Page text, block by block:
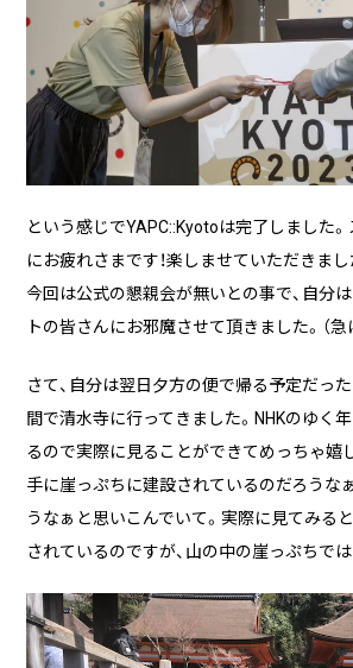
という感じでYAPC::Kyotoは完了しました
にお疲れさまです！楽しませていただきまし
今回は公式の懇親会が無いとの事で、自分
トの皆さんにお邪魔させて頂きました。（急
さて、自分は翌日夕方の便で帰る予定だっ
間で清水寺に行ってきました。NHKのゆく
るので実際に見ることができてめっちゃ嬉
手に崖っぷちに建設されているのだろうな
うなぁと思いこんでいて。実際に見てみる
されているのですが、山の中の崖っぷちで